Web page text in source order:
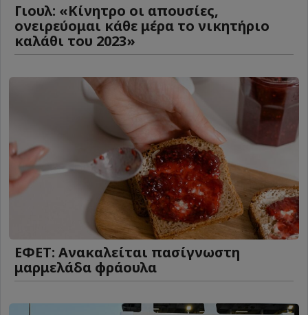
Γιουλ: «Κίνητρο οι απουσίες,
ονειρεύομαι κάθε μέρα το νικητήριο
καλάθι του 2023»
ΕΦΕΤ: Ανακαλείται πασίγνωστη
μαρμελάδα φράουλα